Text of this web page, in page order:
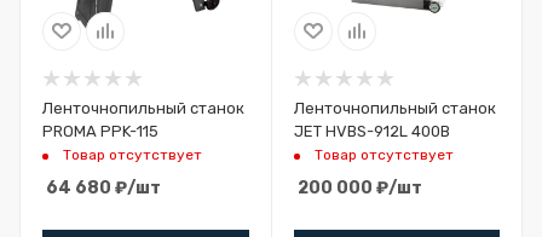
Ленточнопильный станок
PROMA PPK-115
Товар отсутствует
64 680 ₽/шт
Ленточнопильный станок
JET HVBS-912L 400В
Товар отсутствует
200 000 ₽/шт